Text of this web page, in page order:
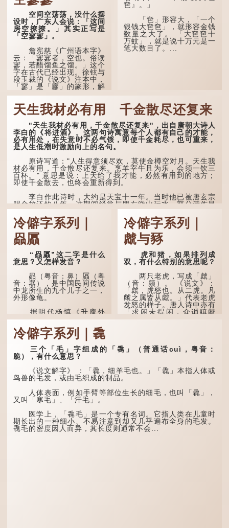
十八回。原意是指人未亲眼
见到亲人棺木，便不会真正
感到悲伤；后来引申为比喻
人执迷不悟，不到彻底失
败，便不肯罢休。
许多人对这上半句耳熟
能详，但它其实还有下半句
——「不到黄河心不死」...
空间空荡荡，没什么摆
设时，广东人会说：「这间
房空撩撩。」其实正写是
「空寥寥」。
詹宪慈《广州语本字》
云：「寥寥者，空也。俗读
寥，若醋馏鱼之馏。」这个
字在古代已经出现。徐铉与
段玉裁的《说文》注本中，
「寥」是「廫」的篆形，解
事，以「寥寥安期，虚质高
清」形容空虚无所事事。
唐代《艺文类聚》引晋
孙绰《表哀诗》：「寥寥空
堂，寂寂响户」...
夿』。」
「夿」形​​容大，「一个
银钱大夿夿」，就形容金钱
数量之大了。 「大夿夿十
万蚊」，就是说十万元是一
笔大数目了。...
天生我材必有用 千金散尽还复来
"天生我材必有用，千金散尽还复来"，出自唐朝大诗人
李白的《将进酒》。这两句诗寓意每个人都有自己的才能，
必有用处，在失意时不必气馁，即使千金耗尽，也可重来，
是人生低潮时激励向上的名句。
原诗写道："人生得意须尽欢，莫使金樽空对月。天生我
材必有用，千金散尽还复来。烹羊宰牛且为乐，会须一饮三
百杯。" 意思是说：上天给了我才能，必然有用到的地方；
即使千金散去，也终会重新得到。
李白作此诗时，大约是天宝十一年。当时他已被唐玄宗
赐金放还约八年，这期间经常与朋友游山玩水，部分诗作显
露出怀...
冷僻字系列｜
赑屭
“赑屭”这二字是什么
意思？又怎样发音？
赑（粤音：鼻）屭（粤
音：器），是中国民间传说
中龙所生的九个儿子之一，
外形像龟。
据明代杨慎《升庵外
集》记载，龙生九子的次序
排列为：赑屭、螭吻、蒲
牢、狴犴、饕餮、蚣蝮、睚
眦、狻猊、椒图（此为其中
一种说法）。
龙九子外形与能力各有
不同，其中，赑屭原形像
龟，因为能负重，多作为碑
座，有“碑下...
冷僻字系列｜
虤与豩
虎和猪，如果排列成
双，有什么特别的意思呢？
两只老虎，写成「虤」
（音：颜）。 《说文》：
「虤，虎怒也。从二虎。凡
虤之属皆从虤。」代表老虎
发怒的样子。唐人诗中亦有
「求闲未得闲，众诮瞋虤
虤」之句，意思是众人的讥
（音：宾）。甲骨文从二
「豕」，象猪相追逐的样
说「豩，豕乱群。」意指一
群乱...
冷僻字系列｜毳
三个「毛」字组成的「毳」（普通话cuì，粤音：
脆），有什么意思？
《说文解字》 ：「毳，细羊毛也。」「毳」本指人体或
鸟兽的毛发，或由毛织成的制品。
人体表面，例如手臂等部位生长的细毛，也叫「毳」，
又叫「寒毛」、「汗毛」。
医学上，「毳毛」是一个专有名词。它指人类在儿童时
期长出的一种细小、不易注意到却又几乎遍布全身的毛发。
毳毛的密度因人而异，其长度则通常不会...